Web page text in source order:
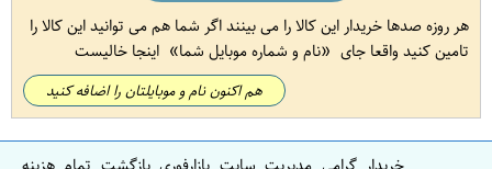
هر روزه صدها خریدار این کالا را می بینند اگر شما هم می توانید این کالا را
تامین کنید واقعا جای
نام و شماره موبایل شما اینجا خالیست
هم اکنون نام و موبایلتان را اضافه کنید